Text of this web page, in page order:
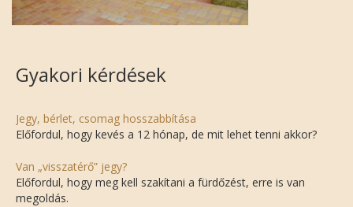
Gyakori kérdések
Jegy, bérlet, csomag hosszabbítása
Előfordul, hogy kevés a 12 hónap, de mit lehet tenni akkor?
Van „visszatérő” jegy?
Előfordul, hogy meg kell szakítani a fürdőzést, erre is van
megoldás.